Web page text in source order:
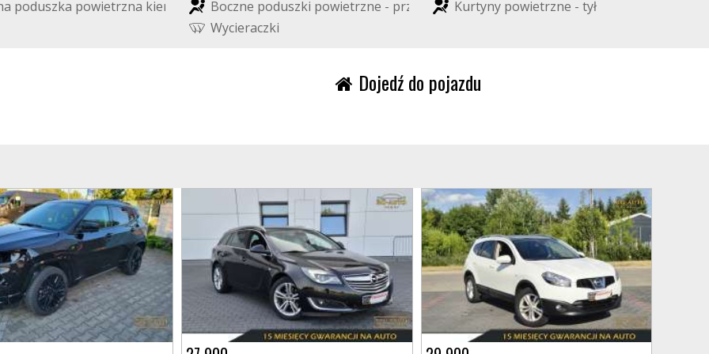
a poduszka powietrzna kier cy Boczne poduszki powietrzne - prz Kurtyny powietrzne - tył
Wycieraczki
Dojedź do pojazdu